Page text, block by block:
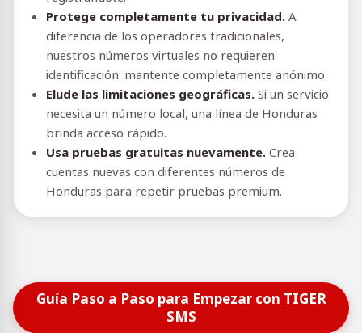
Protege completamente tu privacidad. A
diferencia de los operadores tradicionales,
nuestros números virtuales no requieren
identificación: mantente completamente anónimo.
Elude las limitaciones geográficas. Si un servicio
necesita un número local, una línea de Honduras
brinda acceso rápido.
Usa pruebas gratuitas nuevamente. Crea
cuentas nuevas con diferentes números de
Honduras para repetir pruebas premium.
Guía Paso a Paso para Empezar con TIGER
SMS